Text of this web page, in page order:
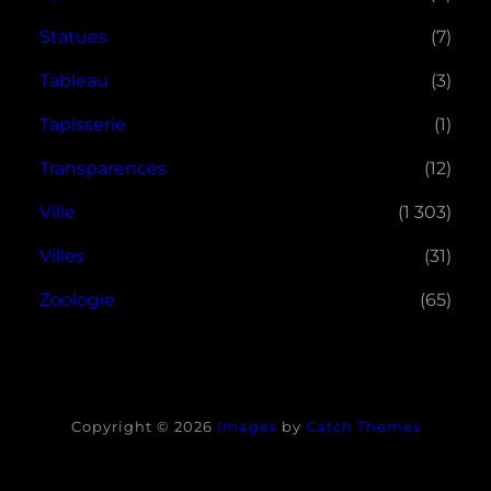
Statues (7)
Tableau (3)
Tapisserie (1)
Transparences (12)
Ville (1 303)
Villes (31)
Zoologie (65)
Copyright © 2026 Images by Catch Themes